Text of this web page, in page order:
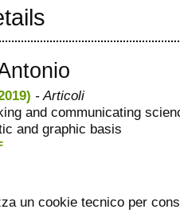
- Articoli
and communicating
and graphic basis
un cookie tecnico per